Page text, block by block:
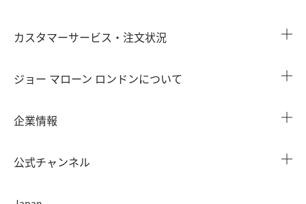
カスタマーサービス・注文状況
会員情報
注文履歴
ジョー マローン ロンドンについて
カウンターサービス予約
企業情報
公式チャンネル